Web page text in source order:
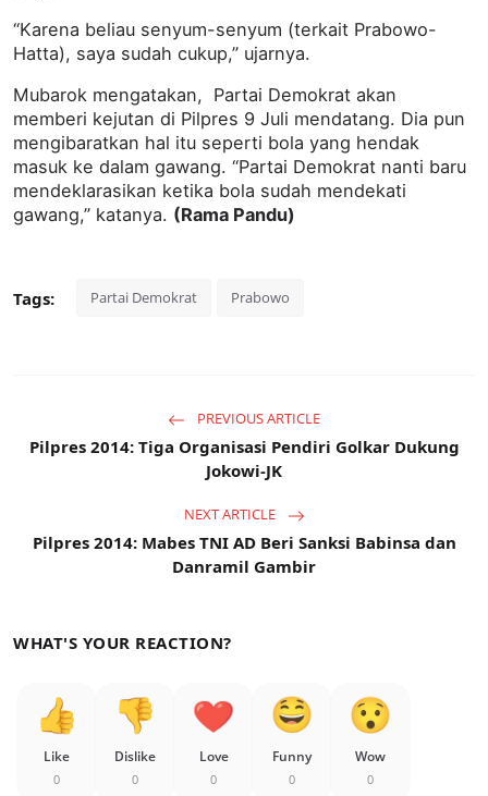
“Karena beliau senyum-senyum (terkait Prabowo-
Hatta), saya sudah cukup,” ujarnya.
Mubarok mengatakan, Partai Demokrat akan
memberi kejutan di Pilpres 9 Juli mendatang. Dia pun
mengibaratkan hal itu seperti bola yang hendak
masuk ke dalam gawang. “Partai Demokrat nanti baru
mendeklarasikan ketika bola sudah mendekati
gawang,” katanya. (Rama Pandu)
Tags: Partai Demokrat Prabowo
PREVIOUS ARTICLE
Pilpres 2014: Tiga Organisasi Pendiri Golkar Dukung
Jokowi-JK
NEXT ARTICLE
Pilpres 2014: Mabes TNI AD Beri Sanksi Babinsa dan
Danramil Gambir
WHAT'S YOUR REACTION?
Like
0
Dislike
0
Love
0
Funny
0
Wow
0